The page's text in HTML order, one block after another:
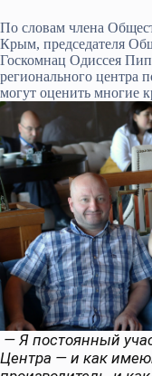
По словам члена
Крым, председателя
Госкомнац Одиссея
регионального центра
могут оценить многие
— Я постоянный
Центра — и как